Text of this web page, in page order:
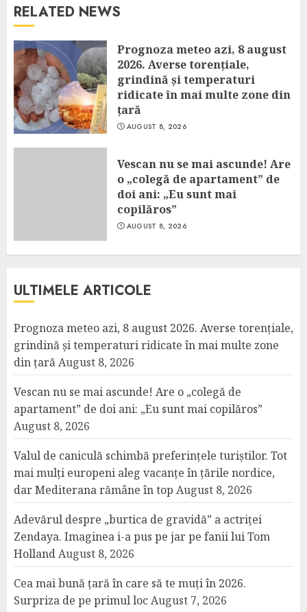
RELATED NEWS
Prognoza meteo azi, 8 august
2026. Averse torențiale,
grindină și temperaturi
ridicate în mai multe zone din
țară
AUGUST 8, 2026
Vescan nu se mai ascunde! Are
o „colegă de apartament” de
doi ani: „Eu sunt mai
copilăros”
AUGUST 8, 2026
ULTIMELE ARTICOLE
Prognoza meteo azi, 8 august 2026. Averse torențiale,
grindină și temperaturi ridicate în mai multe zone
din țarăAugust 8, 2026
Vescan nu se mai ascunde! Are o „colegă de
apartament” de doi ani: „Eu sunt mai copilăros”
August 8, 2026
Valul de caniculă schimbă preferințele turiștilor. Tot
mai mulți europeni aleg vacanțe în țările nordice,
dar Mediterana rămâne în top August 8, 2026
Adevărul despre „burtica de gravidă” a actriței
Zendaya. Imaginea i-a pus pe jar pe fanii lui Tom
HollandAugust 8, 2026
Cea mai bună țară în care să te muți în 2026.
Surpriza de pe primul locAugust 7, 2026